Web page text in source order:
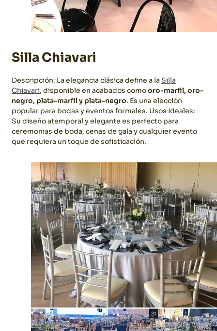
Silla Chiavari
Descripción: La elegancia clásica define a la Silla
Chiavari, disponible en acabados comooro-marfil, oro-
negro, plata-marfil y plata-negro. Es una elección
popular para bodas y eventos formales. Usos Ideales:
Su diseño atemporal y elegante es perfecto para
ceremonias de boda, cenas de gala y cualquier evento
que requiera un toque de sofisticación.